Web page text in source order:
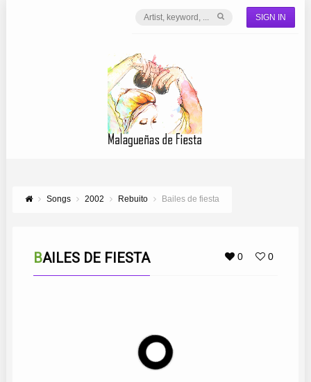
SIGN IN
Songs 2002 Rebuito Bailes de fiesta
0 0
BAILES DE FIESTA